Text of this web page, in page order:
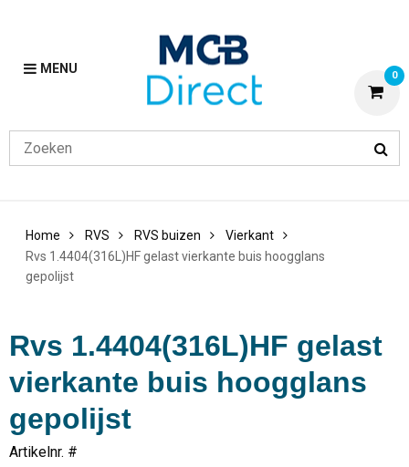
MENU 0
Home RVS RVS buizen
Vierkant
Rvs 1.4404(316L)HF gelast vierkante buis hoogglans
gepolijst
Rvs 1.4404(316L)HF gelast
vierkante buis hoogglans
gepolijst
Artikelnr. #